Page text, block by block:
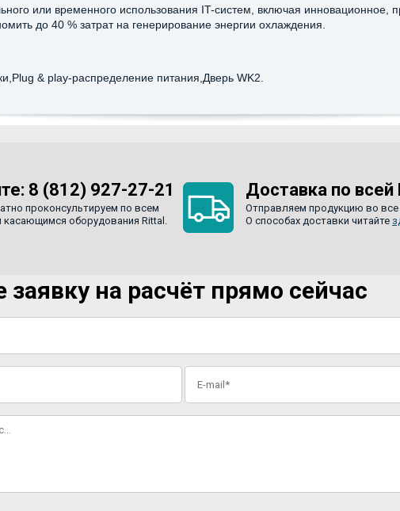
или временного использования IT-систем, включая инновационное,
до 40 % затрат на генерирование энергии охлаждения.
& play-распределение питания,Дверь WK2.
8 (812) 927-27-21
проконсультируем по всем
оборудования Rittal.
Доставка по всей
Отправляем продукцию во все
О способах доставки читайте
на расчёт прямо сейчас